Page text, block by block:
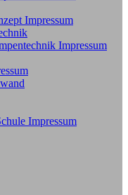
Impressum
Impressum
Impressum